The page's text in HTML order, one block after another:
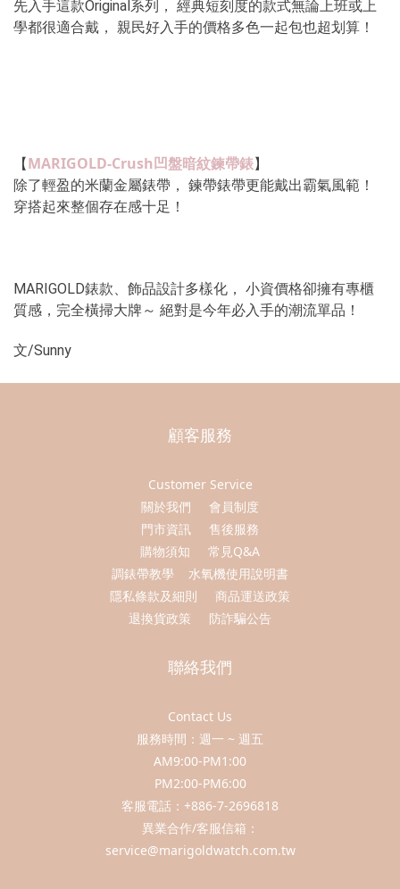
先入手這款Original系列， 經典短刻度的款式無論上班或上
學都很適合戴， 親民好入手的價格多色一起包也超划算！
【MARIGOLD-Crush凹盤暗紋鍊帶錶】
除了輕盈的米蘭金屬錶帶， 鍊帶錶帶更能戴出霸氣風範！
穿搭起來整個存在感十足！
MARIGOLD錶款、飾品設計多樣化， 小資價格卻擁有專櫃
質感，完全橫掃大牌～ 絕對是今年必入手的潮流單品！
文/Sunny
顧客服務
Customer Service
關於我們
會員制度
門市資訊
售後服務
購物須知
常見Q&A
調錶帶教學
水氧機使用說明書
隱私條款及細則
商品運送政策
退換貨政策
防詐騙公告
聯絡我們
Contact Us
服務時間：週一 ~ 週五
AM9:00-PM1:00
PM2:00-PM6:00
客服電話：+886-7-2696818
異業合作/客服信箱：
service@marigoldwatch.com.tw